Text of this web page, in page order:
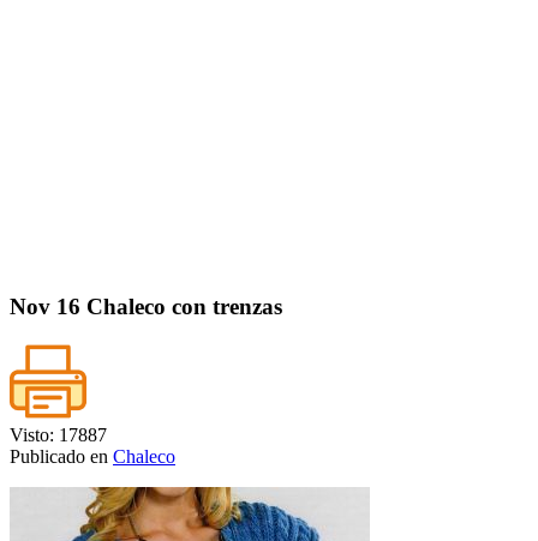
Nov 16 Сhaleco con trenzas
Visto: 17887
Publicado en Chaleco